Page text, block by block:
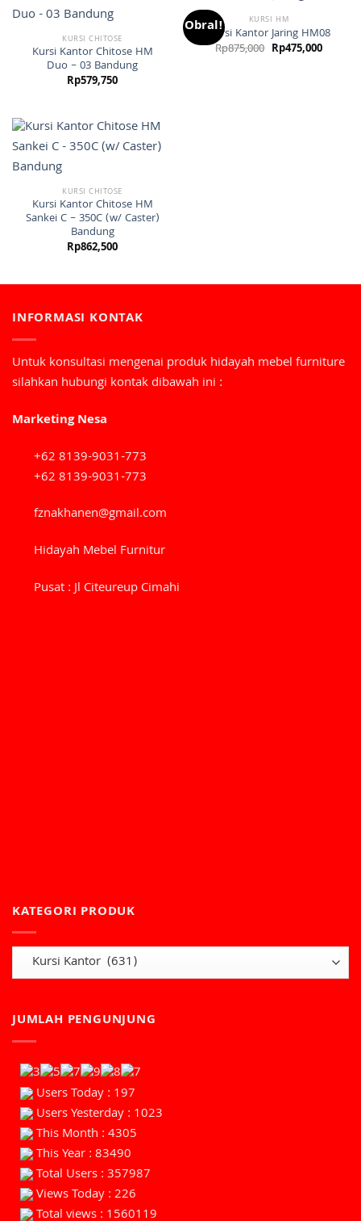
KURSI CHITOSE
Kursi Kantor Chitose HM
Duo – 03 Bandung
Rp579,750
Obral! KURSI HM
Kursi Kantor Jaring HM08
Rp875,000 Harga
aslinya
Rp475,000Harga
KURSI CHITOSE
Kursi Kantor Chitose HM
Sankei C – 350C (w/ Caster)
Bandung
Rp862,500
INFORMASI KONTAK
Untuk konsultasi mengenai produk hidayah mebel furniture
silahkan hubungi kontak dibawah ini :
Marketing Nesa
+62 8139-9031-773
+62 8139-9031-773
fznakhanen@gmail.com
Hidayah Mebel Furnitur
Pusat : Jl Citeureup Cimahi
KATEGORI PRODUK
JUMLAH PENGUNJUNG
Users Today : 197
Users Yesterday : 1023
This Month : 4305
This Year : 83490
Total Users : 357987
Views Today : 226
Total views : 1560119